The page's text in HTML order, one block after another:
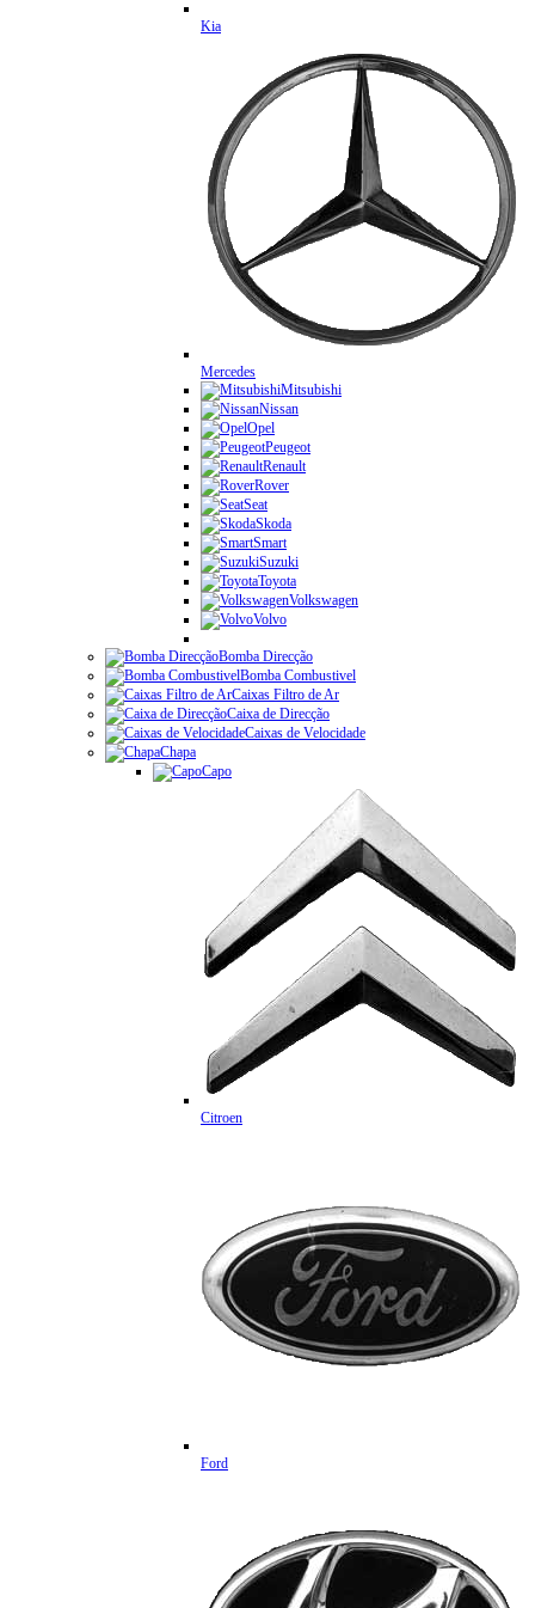
Kia
Mercedes
Mitsubishi
Nissan
Opel
Peugeot
Renault
Rover
Seat
Skoda
Smart
Suzuki
Toyota
Volkswagen
Volvo
Bomba Direcção
Bomba Combustivel
Caixas Filtro de Ar
Caixa de Direcção
Caixas de Velocidade
Chapa
Capo
Citroen
Ford